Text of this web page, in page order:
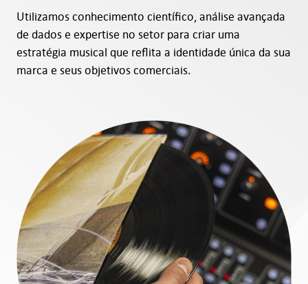
Utilizamos conhecimento científico, análise avançada
de dados e expertise no setor para criar uma
estratégia musical que reflita a identidade única da sua
marca e seus objetivos comerciais.